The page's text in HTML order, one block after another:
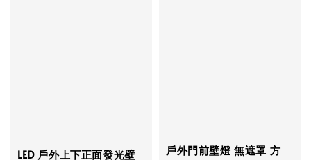
LED 戶外上下正面發光壁
戶外門前壁燈 無遮罩 方